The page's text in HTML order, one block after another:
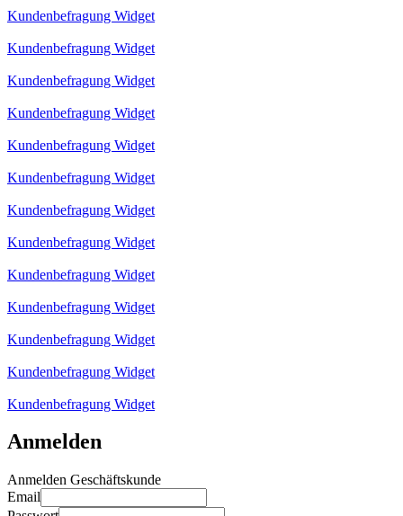
Kundenbefragung Widget
Kundenbefragung Widget
Kundenbefragung Widget
Kundenbefragung Widget
Kundenbefragung Widget
Kundenbefragung Widget
Kundenbefragung Widget
Kundenbefragung Widget
Kundenbefragung Widget
Kundenbefragung Widget
Kundenbefragung Widget
Kundenbefragung Widget
Kundenbefragung Widget
Anmelden
Anmelden Geschäftskunde
Email